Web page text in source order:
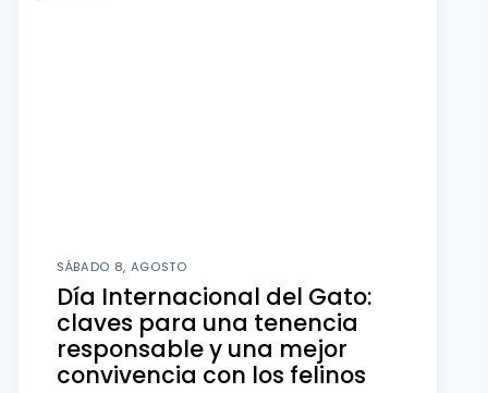
SÁBADO 8, AGOSTO
Día Internacional del Gato:
claves para una tenencia
responsable y una mejor
convivencia con los felinos